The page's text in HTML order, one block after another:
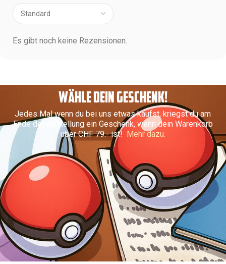
Es gibt noch keine Rezensionen.
WÄHLE DEIN GESCHENK!
Jedes Mal wenn du bei uns etwas kaufst, kriegst du am
Ende der Bestellung ein Geschenk, wenn dein Warenkorb
über CHF 79.- ist! Mehr dazu.